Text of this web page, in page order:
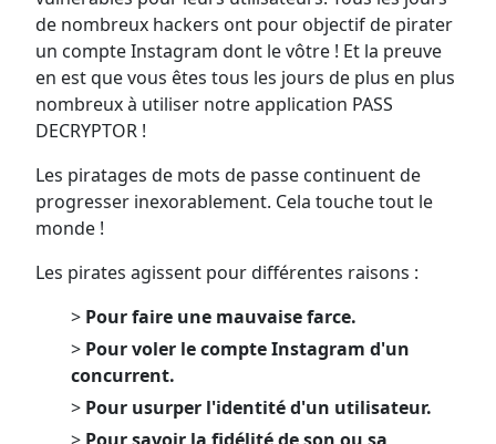
de nombreux hackers ont pour objectif de pirater
un compte Instagram dont le vôtre ! Et la preuve
en est que vous êtes tous les jours de plus en plus
nombreux à utiliser notre application PASS
DECRYPTOR !
Les piratages de mots de passe continuent de
progresser inexorablement. Cela touche tout le
monde !
Les pirates agissent pour différentes raisons :
> Pour faire une mauvaise farce.
> Pour voler le compte Instagram d'un
concurrent.
> Pour usurper l'identité d'un utilisateur.